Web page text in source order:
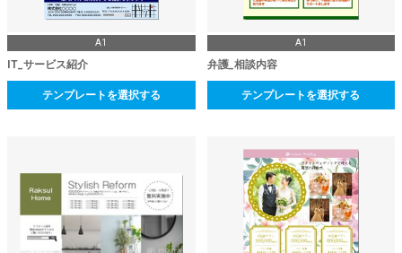
A1
IT_サービス紹介
テンプレートを選択する
A1
弁護_相談内容
テンプレートを選択する